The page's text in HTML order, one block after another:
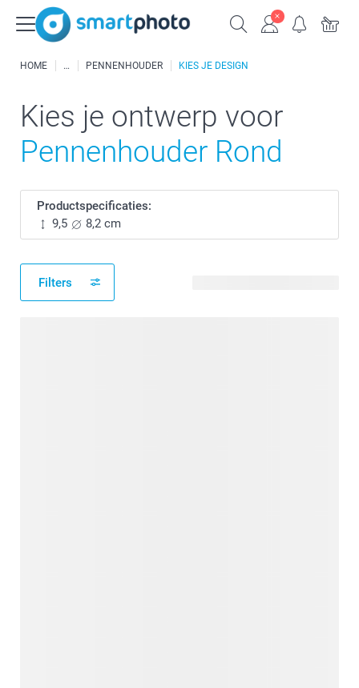
HOME PENNENHOUDER KIES JE DESIGN
Kies je ontwerp voor
Pennenhouder Rond
Productspecificaties:
9,5
8,2 cm
Filters